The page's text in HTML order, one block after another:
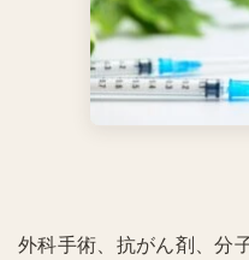
外科手術、抗がん剤、分